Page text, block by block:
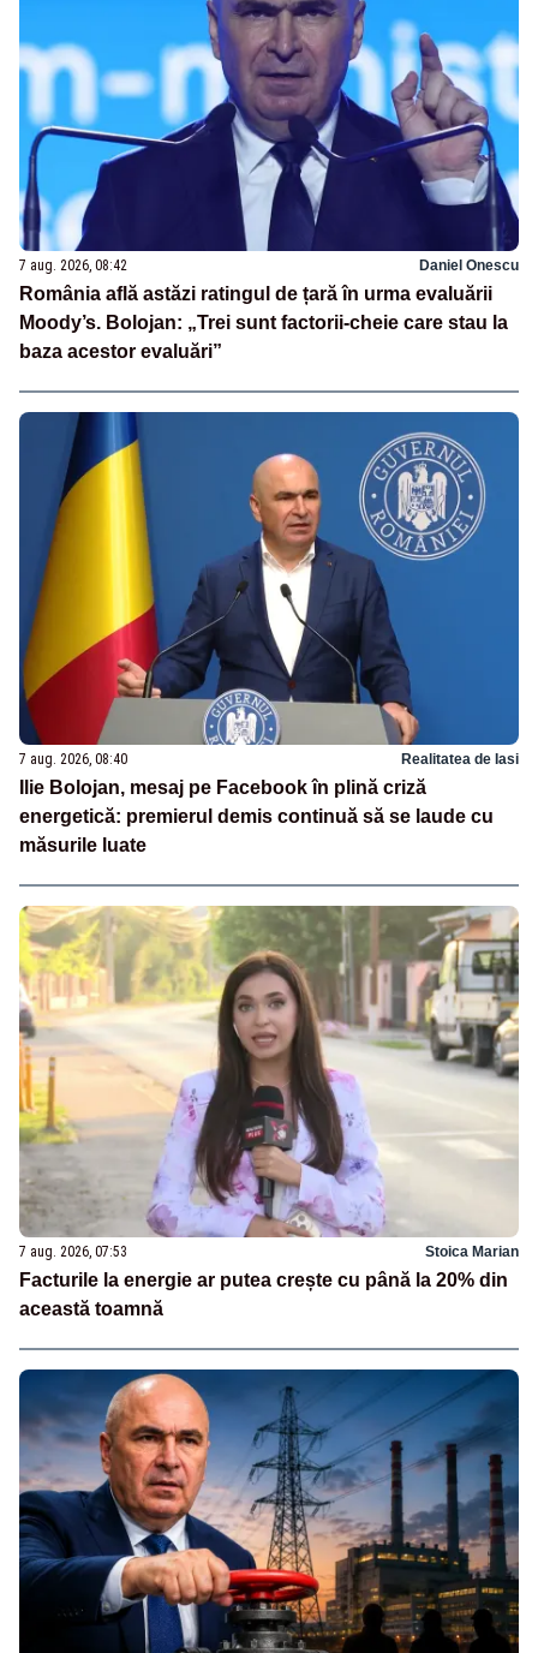
7 aug. 2026, 08:42 Daniel Onescu
România află astăzi ratingul de țară în urma evaluării
Moody’s. Bolojan: „Trei sunt factorii-cheie care stau la
baza acestor evaluări”
7 aug. 2026, 08:40 Realitatea de Iasi
Ilie Bolojan, mesaj pe Facebook în plină criză
energetică: premierul demis continuă să se laude cu
măsurile luate
7 aug. 2026, 07:53 Stoica Marian
Facturile la energie ar putea crește cu până la 20% din
această toamnă